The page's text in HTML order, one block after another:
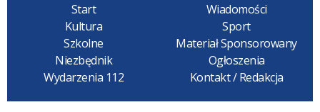
Start
Wiadomości
Kultura
Sport
Szkolne
Materiał Sponsorowany
Niezbędnik
Ogłoszenia
Wydarzenia 112
Kontakt / Redakcja